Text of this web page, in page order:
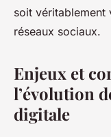
soit véritablement
réseaux sociaux.
Enjeux et
l’évolution
digitale